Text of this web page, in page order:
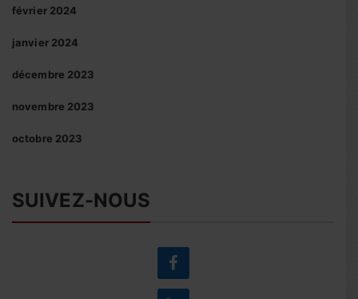
février 2024
janvier 2024
décembre 2023
novembre 2023
octobre 2023
SUIVEZ-NOUS